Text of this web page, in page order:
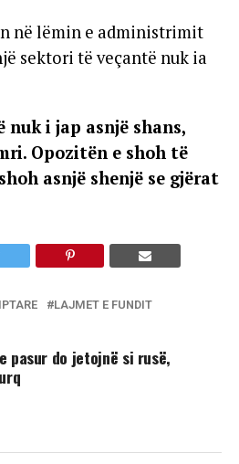
në lëmin e administrimit
sektori të veçantë nuk ia
nuk i jap asnjë shans,
Opozitën e shoh të
asnjë shenjë se gjërat
LAJMET E FUNDIT
pasur do jetojnë si rusë,